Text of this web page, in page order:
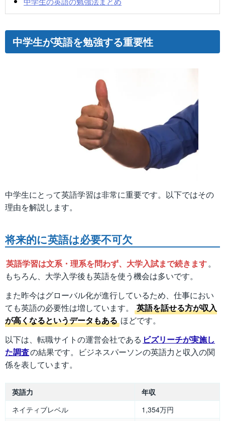
中学生が英語を勉強する重要性
中学生にとって英語学習は非常に重要です。以下ではその
理由を解説します。
将来的に英語は必要不可欠
英語学習は文系・理系を問わず、大学入試まで続きます。
もちろん、大学入学後も英語を使う機会は多いです。
また昨今はグローバル化が進行しているため、仕事におい
ても英語の必要性は増しています。
英語を話せる方が収入
が高くなるというデータもある ほどです。
以下は、転職サイトの運営会社である ビズリーチが実施し
た調査の結果です。ビジネスパーソンの英語力と収入の関
係を表しています。
英語力
年収
ネイティブレベル
1,354万円